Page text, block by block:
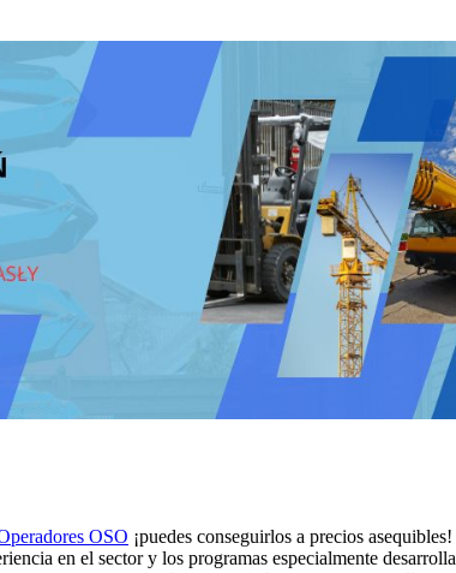
OSO ¡puedes conseguirlos a precios
en el sector y los programas especialmente